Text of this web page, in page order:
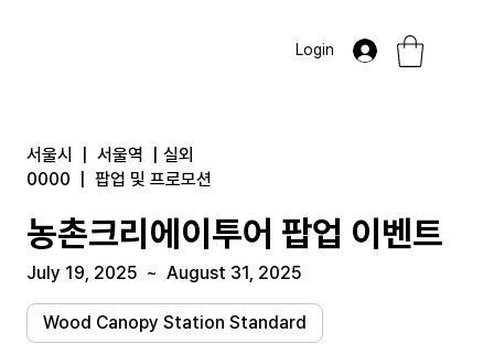
Login
서울시 서울역
실외
0000
팝업 및 프로모션
농촌크리에이투어 팝업 이벤트
July 19, 2025 ~ August 31, 2025
Wood Canopy Station Standard